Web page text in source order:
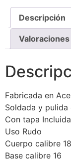
Descripción
Fabricada en
Soldada y pulida
Con tapa Incluida
Uso Rudo
Cuerpo calibre 18
Base calibre 16